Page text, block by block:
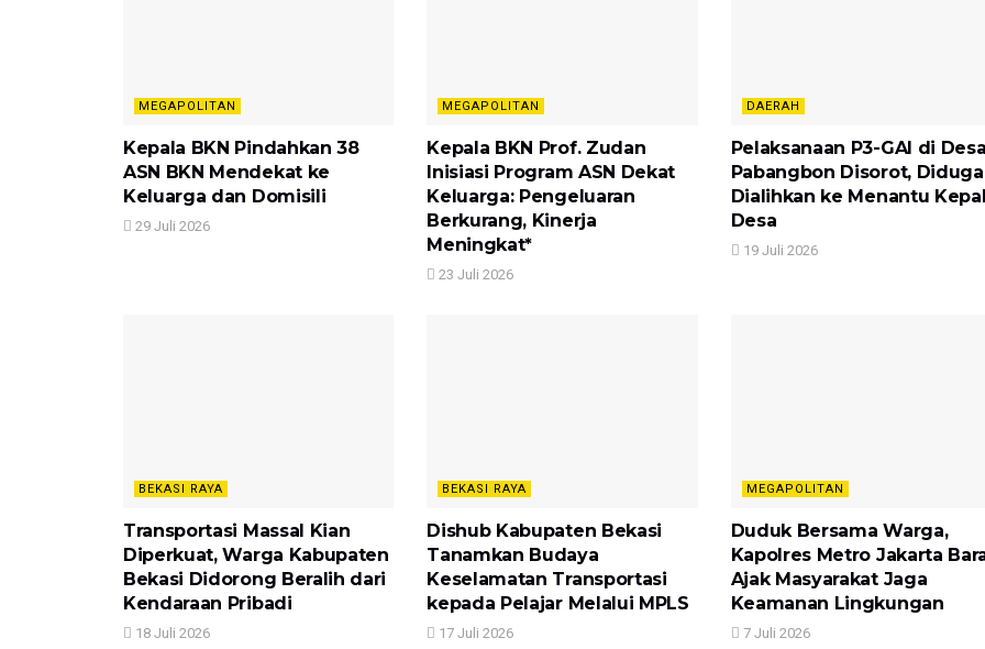
MEGAPOLITAN
Kepala BKN Pindahkan 38
ASN BKN Mendekat ke
Keluarga dan Domisili
29 Juli 2026
MEGAPOLITAN
Kepala BKN Prof. Zudan
Inisiasi Program ASN Dekat
Keluarga: Pengeluaran
Berkurang, Kinerja
Meningkat*
23 Juli 2026
DAERAH
Pelaksanaan P3-GAI di
Pabangbon Disorot, Diduga
Dialihkan ke Menantu
Desa
19 Juli 2026
BEKASI RAYA
Transportasi Massal Kian
Diperkuat, Warga Kabupaten
Bekasi Didorong Beralih dari
Kendaraan Pribadi
18 Juli 2026
BEKASI RAYA
Dishub Kabupaten Bekasi
Tanamkan Budaya
Keselamatan Transportasi
kepada Pelajar Melalui MPLS
17 Juli 2026
MEGAPOLITAN
Duduk Bersama Warga,
Kapolres Metro Jakarta
Ajak Masyarakat Jaga
Keamanan Lingkungan
7 Juli 2026